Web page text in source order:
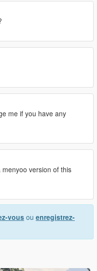
me if you have any
version of this
vous ou enregistrez-